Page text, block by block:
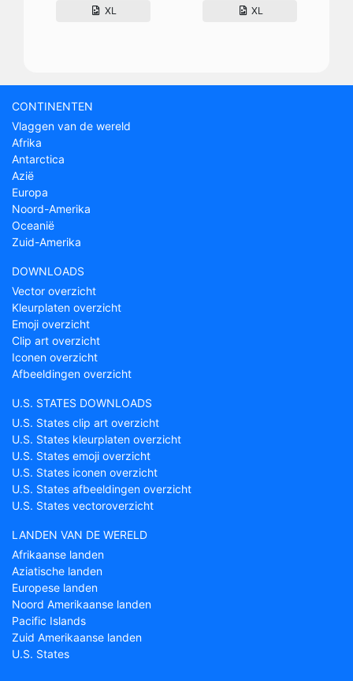
XL XL
CONTINENTEN
Vlaggen van de wereld
Afrika
Antarctica
Azië
Europa
Noord-Amerika
Oceanië
Zuid-Amerika
DOWNLOADS
Vector overzicht
Kleurplaten overzicht
Emoji overzicht
Clip art overzicht
Iconen overzicht
Afbeeldingen overzicht
U.S. STATES DOWNLOADS
U.S. States clip art overzicht
U.S. States kleurplaten overzicht
U.S. States emoji overzicht
U.S. States iconen overzicht
U.S. States afbeeldingen overzicht
U.S. States vectoroverzicht
LANDEN VAN DE WERELD
Afrikaanse landen
Aziatische landen
Europese landen
Noord Amerikaanse landen
Pacific Islands
Zuid Amerikaanse landen
U.S. States